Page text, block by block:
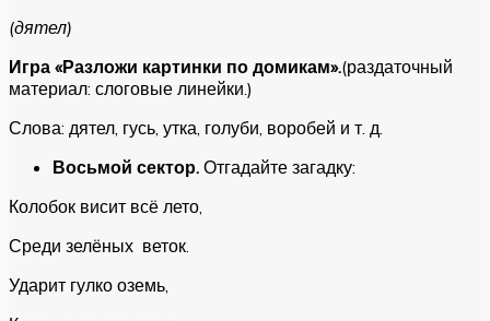
(дятел)
Игра «Разложи картинки по домикам».(раздаточный
материал: слоговые линейки.)
Слова: дятел, гусь, утка, голуби, воробей и т. д.
Восьмой сектор. Отгадайте загадку:
Колобок висит всё лето,
Среди зелёных веток.
Ударит гулко оземь,